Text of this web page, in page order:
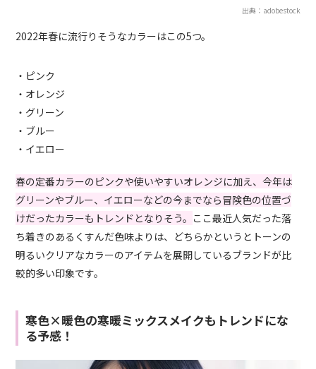
出典：adobestock
2022年春に流行りそうなカラーはこの5つ。
・ピンク
・オレンジ
・グリーン
・ブルー
・イエロー
春の定番カラーのピンクや使いやすいオレンジに加え、今年は
グリーンやブルー、イエローなどの今までなら冒険色の位置づ
けだったカラーもトレンドとなりそう。 ここ最近人気だった落
ち着きのあるくすんだ色味よりは、どちらかというとトーンの
明るいクリアなカラーのアイテムを展開しているブランドが比
較的多い印象です。
寒色×暖色の寒暖ミックスメイクもトレンドにな
る予感！